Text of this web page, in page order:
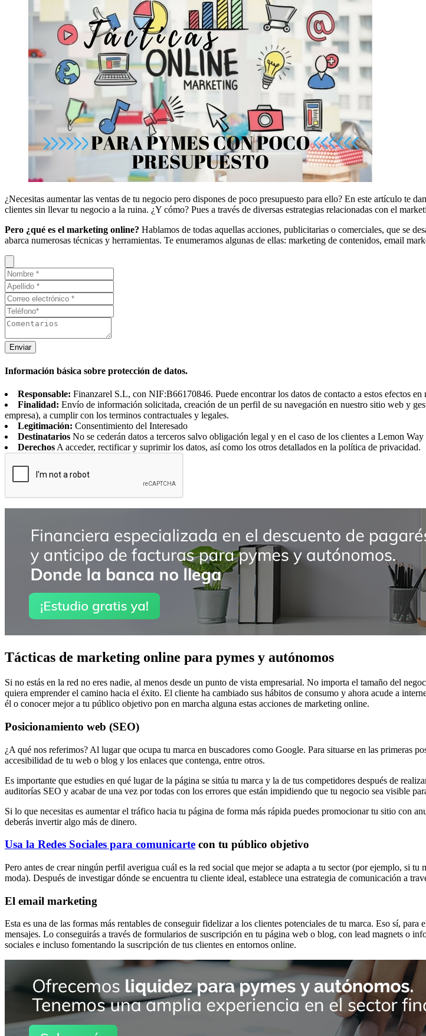
¿Necesitas aumentar las ventas de tu negocio pero dispones de poco presupuesto para ello? En este artículo te
clientes sin llevar tu negocio a la ruina. ¿Y cómo? Pues a través de diversas estrategias relacionadas con el
Pero ¿qué es el marketing online? Hablamos de todas aquellas acciones, publicitarias o comerciales, que se
abarca numerosas técnicas y herramientas. Te enumeramos algunas de ellas: marketing de contenidos, email
Enviar
Información básica sobre protección de datos.
Responsable: Finanzarel S.L, con NIF:B66170846. Puede encontrar los datos de contacto a estos efectos
Finalidad: Envío de información solicitada, creación de un perfil de su navegación en nuestro sitio web y
empresa), a cumplir con los terminos contractuales y legales.
Legitimación: Consentimiento del Interesado
Destinatarios No se cederán datos a terceros salvo obligación legal y en el caso de los clientes a Lemon
Derechos A acceder, rectificar y suprimir los datos, así como los otros detallados en la política de privacidad.
Tácticas de marketing online para pymes y autónomos
Si no estás en la red no eres nadie, al menos desde un punto de vista empresarial. No importa el tamaño del
quiera emprender el camino hacia el éxito. El cliente ha cambiado sus hábitos de consumo y ahora acude a
él o conocer mejor a tu público objetivo pon en marcha alguna estas acciones de marketing online.
Posicionamiento web (SEO)
¿A qué nos referimos? Al lugar que ocupa tu marca en buscadores como Google. Para situarse en las primeras
accesibilidad de tu web o blog y los enlaces que contenga, entre otros.
Es importante que estudies en qué lugar de la página se sitúa tu marca y la de tus competidores después de
auditorías SEO y acabar de una vez por todas con los errores que están impidiendo que tu negocio sea visible
Si lo que necesitas es aumentar el tráfico hacia tu página de forma más rápida puedes promocionar tu sitio con
deberás invertir algo más de dinero.
Usa la Redes Sociales para comunicarte con tu público objetivo
Pero antes de crear ningún perfil averigua cuál es la red social que mejor se adapta a tu sector (por ejemplo, si
moda). Después de investigar dónde se encuentra tu cliente ideal, establece una estrategia de comunicación a
El email marketing
Esta es una de las formas más rentables de conseguir fidelizar a los clientes potenciales de tu marca. Eso sí,
mensajes. Lo conseguirás a través de formularios de suscripción en tu página web o blog, con lead magnets o
sociales e incluso fomentando la suscripción de tus clientes en entornos online.